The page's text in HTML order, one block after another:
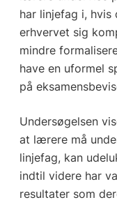
har linjefag i,
erhvervet sig
mindre
have en uformel
på
Undersøgelsen
at lærere må
linjefag, kan
indtil videre har
resultater som